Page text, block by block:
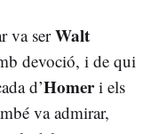
va serWalt
devoció, i de qui
d’Homeri els
va admirar,